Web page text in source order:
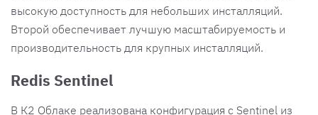
высокую доступность для небольших инсталляций.
Второй обеспечивает лучшую масштабируемость и
производительность для крупных инсталляций.
Redis Sentinel
В К2 Облаке реализована конфигурация с Sentinel из